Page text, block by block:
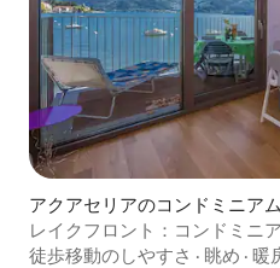
アクアセリアのコンドミニアム
レイクフロント：コンドミニ
ベッドルームのアパート
徒歩移動のしやすさ · 眺め · 暖